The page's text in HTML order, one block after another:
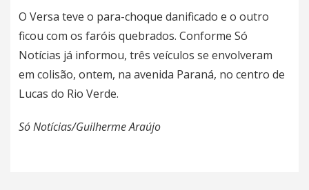
O Versa teve o para-choque danificado e o outro
ficou com os faróis quebrados. Conforme Só
Notícias já informou, três veículos se envolveram
em colisão, ontem, na avenida Paraná, no centro de
Lucas do Rio Verde.
Só Notícias/Guilherme Araújo